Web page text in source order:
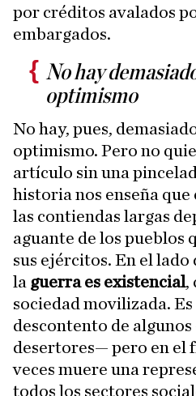
por créditos avalados
embargados.
No hay
optimismo
No hay, pues,
optimismo. Pero no
artículo sin una
historia nos enseña
las contiendas largas
aguante de los pueblos
sus ejércitos. En el lado
la guerra es existencial,
sociedad movilizada.
descontento de
desertores— pero en el
veces muere una
todos los sectores